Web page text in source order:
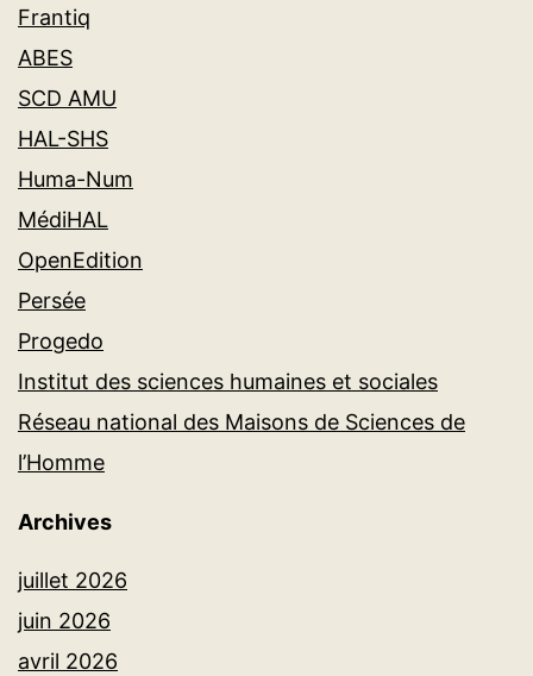
Frantiq
ABES
SCD AMU
HAL-SHS
Huma-Num
MédiHAL
OpenEdition
Persée
Progedo
Institut des sciences humaines et sociales
Réseau national des Maisons de Sciences de
l’Homme
Archives
juillet 2026
juin 2026
avril 2026